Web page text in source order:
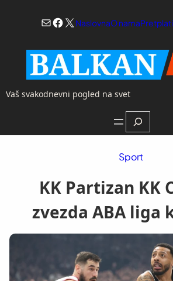
Mail
Facebook
X NaslovnaO nama
Vaš svakodnevni pogled na svet
Search
Sport
KK Partizan KK
zvezda ABA liga